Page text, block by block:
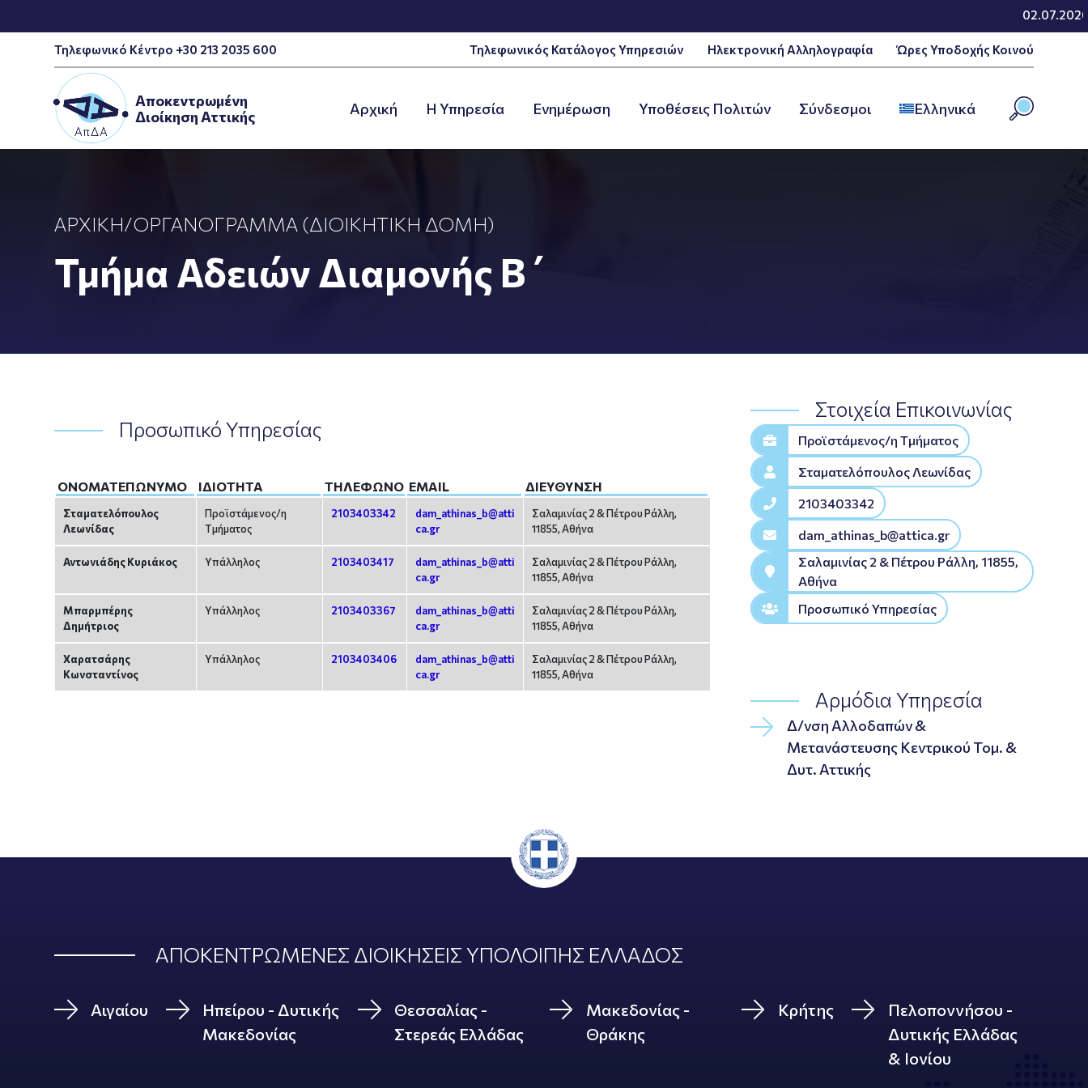
02.07.2026 -
Τηλεφωνικό Κέντρο +30 213 2035 600 Τηλεφωνικός Κατάλογος Υπηρεσιών Ηλεκτρονική Αλληλογραφία Ώρες Υποδοχής Κοινού
Αποκεντρωμένη
Διοίκηση Αττικής
Aρχική Η Υπηρεσία Ενημέρωση Υποθέσεις Πολιτών Σύνδεσμοι Ελληνικά
ΑΡΧΙΚΉ/ΟΡΓΑΝΌΓΡΑΜΜΑ (ΔΙΟΙΚΗΤΙΚΉ ΔΟΜΉ)
Τμήμα Αδειών Διαμονής Β΄
Προσωπικό Υπηρεσίας
ΟΝΟΜΑΤΕΠΏΝΥΜΟ ΙΔΙΌΤΗΤΑ ΤΗΛΈΦΩΝΟ EMAIL ΔΙΕΎΘΥΝΣΗ
Σταματελόπουλος
Λεωνίδας
Προϊστάμενος/η
Tμήματος
2103403342
dam_athinas_b@atti
ca.gr
Σαλαμινίας 2 & Πέτρου Ράλλη,
11855, Αθήνα
Αντωνιάδης Κυριάκος Υπάλληλος 2103403417
dam_athinas_b@atti
ca.gr
Σαλαμινίας 2 & Πέτρου Ράλλη,
11855, Αθήνα
Μπαρμπέρης
Δημήτριος
Υπάλληλος 2103403367
dam_athinas_b@atti
ca.gr
Σαλαμινίας 2 & Πέτρου Ράλλη,
11855, Αθήνα
Χαρατσάρης
Κωνσταντίνος
Υπάλληλος 2103403406
dam_athinas_b@atti
ca.gr
Σαλαμινίας 2 & Πέτρου Ράλλη,
11855, Αθήνα
Στοιχεία Επικοινωνίας
Προϊστάμενος/η Tμήματος
Σταματελόπουλος Λεωνίδας
2103403342
dam_athinas_b@attica.gr
Σαλαμινίας 2 & Πέτρου Ράλλη, 11855,
Αθήνα
Προσωπικό Υπηρεσίας
Αρμόδια Υπηρεσία
Δ/νση Αλλοδαπών &
Μετανάστευσης Κεντρικού Τομ. &
Δυτ. Αττικής
ΑΠΟΚΕΝΤΡΩΜΕΝΕΣ ΔΙΟΙΚΗΣΕΙΣ ΥΠΟΛΟΙΠΗΣ ΕΛΛΑΔΟΣ
Αιγαίου
Ηπείρου - Δυτικής
Μακεδονίας
Θεσσαλίας -
Στερεάς Ελλάδας
Μακεδονίας -
Θράκης
Κρήτης
Πελοποννήσου -
Δυτικής Ελλάδας
& Ιονίου